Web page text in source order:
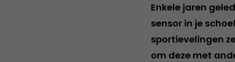
Enkele jaren
sensor in je
sportievelingen
om deze met